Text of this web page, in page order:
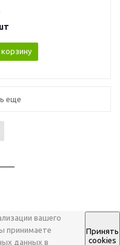
еще
вашего
принимаете
данных в
Принять
cookies